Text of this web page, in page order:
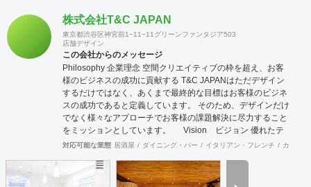
株式会社T&C JAPAN
東京都渋谷区神宮前1−11−11グリーンファンタジア503
店舗デザイン
この会社からのメッセージ
Philosophy 企業理念 空間クリエイティブの枠を超え、お客
様のビジネスの成功に貢献する T&C JAPANはただデザイン
するだけではなく、あくまで最終的な目標はお客様のビジネ
スの成功であると定義しています。 そのため、デザインだけ
でなく様々なアプローチでお客様の課題解決に尽力すること
をミッションとしています。 Vision ビジョン 優れたテ
クノロジーとクリエイティブによる言語の壁を越えた空間デ
指します よりグローバルな視点で、世界の最先端のデザイン
をスタンダードに取り入れることで、 国境を越えて活躍し続
対応可能な業態 居酒屋 ダイニング・バー イタリアン・フレンチ カフェ